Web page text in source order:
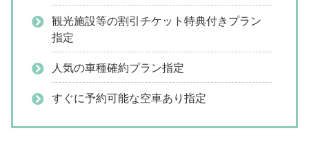
観光施設等の割引チケット特典付きプラン
指定
人気の車種確約プラン指定
すぐに予約可能な空車あり指定